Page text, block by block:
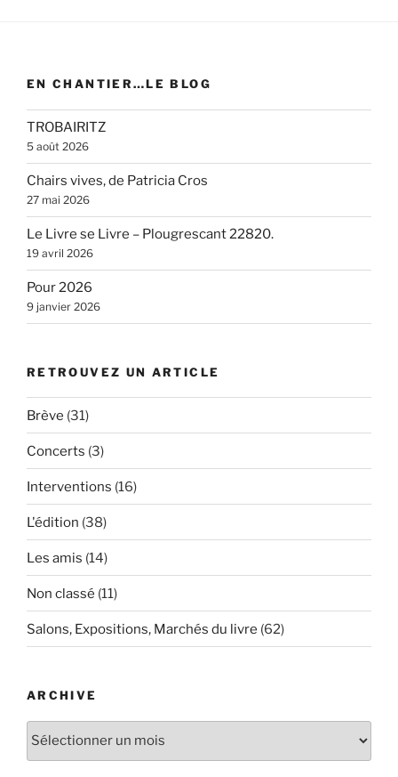
EN CHANTIER…LE BLOG
TROBAIRITZ
5 août 2026
Chairs vives, de Patricia Cros
27 mai 2026
Le Livre se Livre – Plougrescant 22820.
19 avril 2026
Pour 2026
9 janvier 2026
RETROUVEZ UN ARTICLE
Brève (31)
Concerts (3)
Interventions (16)
L'édition (38)
Les amis (14)
Non classé (11)
Salons, Expositions, Marchés du livre (62)
ARCHIVE